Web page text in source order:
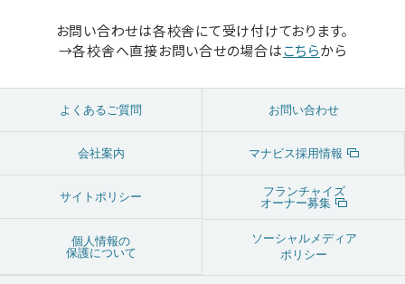
お問い合わせは各校舎にて受け付けております。
→各校舎へ直接お問い合せの場合はこちらから
よくあるご質問 お問い合わせ
会社案内 マナビス採用情報
サイトポリシー
フランチャイズ
オーナー募集
個人情報の
保護について
ソーシャルメディア
ポリシー